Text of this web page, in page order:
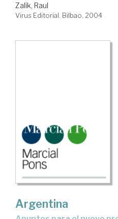
Zalik, Raul
Virus Editorial. Bilbao, 2004
Argentina